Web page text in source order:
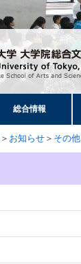
総合情報
＞ お知らせ ＞ その他